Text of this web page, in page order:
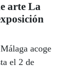
arte La
acoge
el 2 de